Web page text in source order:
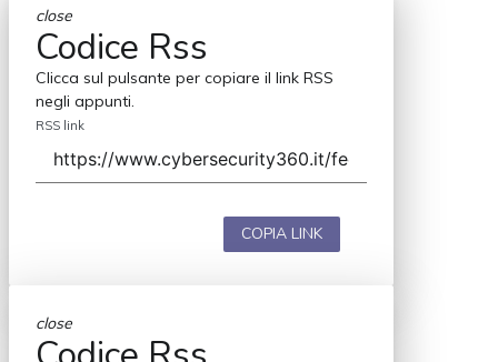
close
Codice Rss
Clicca sul pulsante per copiare il link RSS
negli appunti.
RSS link
COPIA LINK
close